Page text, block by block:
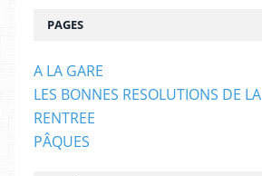
PAGES
A LA GARE
LES BONNES RESOLUTIONS DE LA
RENTREE
PÂQUES